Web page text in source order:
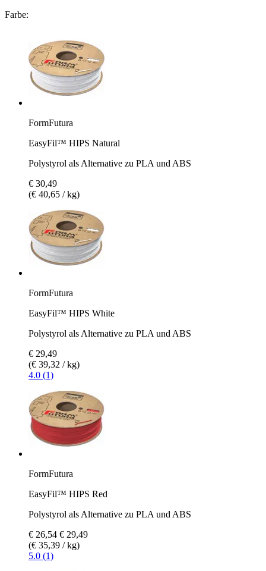
Farbe:
FormFutura
EasyFil™ HIPS Natural
Polystyrol als Alternative zu PLA und ABS
€ 30,49
(€ 40,65 / kg)
FormFutura
EasyFil™ HIPS White
Polystyrol als Alternative zu PLA und ABS
€ 29,49
(€ 39,32 / kg)
4.0 (1)
FormFutura
EasyFil™ HIPS Red
Polystyrol als Alternative zu PLA und ABS
€ 26,54 € 29,49
(€ 35,39 / kg)
5.0 (1)